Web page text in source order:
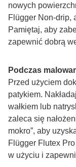
nowych
Flügger Non-drip,
Pamiętaj, aby
zapewnić dobrą
Podczas
Przed użyciem
patykiem.
wałkiem lub
zaleca się
mokro”, aby
Flügger Flutex
w użyciu i